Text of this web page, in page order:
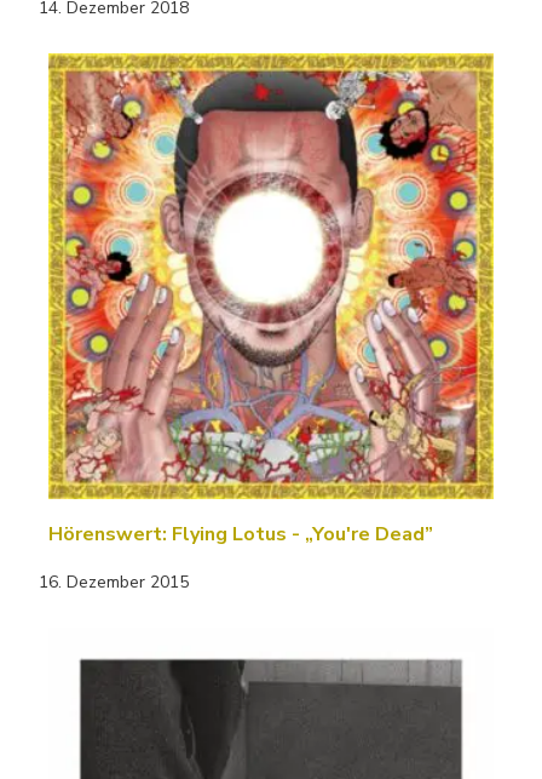
14. Dezember 2018
Hörenswert: Flying Lotus - „You're Dead”
16. Dezember 2015